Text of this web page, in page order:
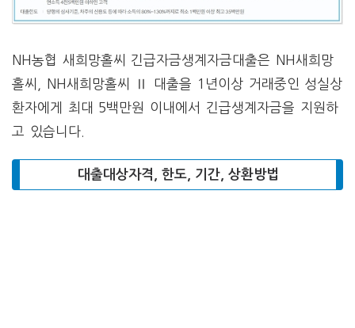
NH농협 새희망홀씨 긴급자금생계자금대출은 NH새희망
홀씨, NH새희망홀씨 Ⅱ 대출을 1년이상 거래중인 성실상
환자에게 최대 5백만원 이내에서 긴급생계자금을 지원하
고 있습니다.
대출대상자격, 한도, 기간, 상환방법